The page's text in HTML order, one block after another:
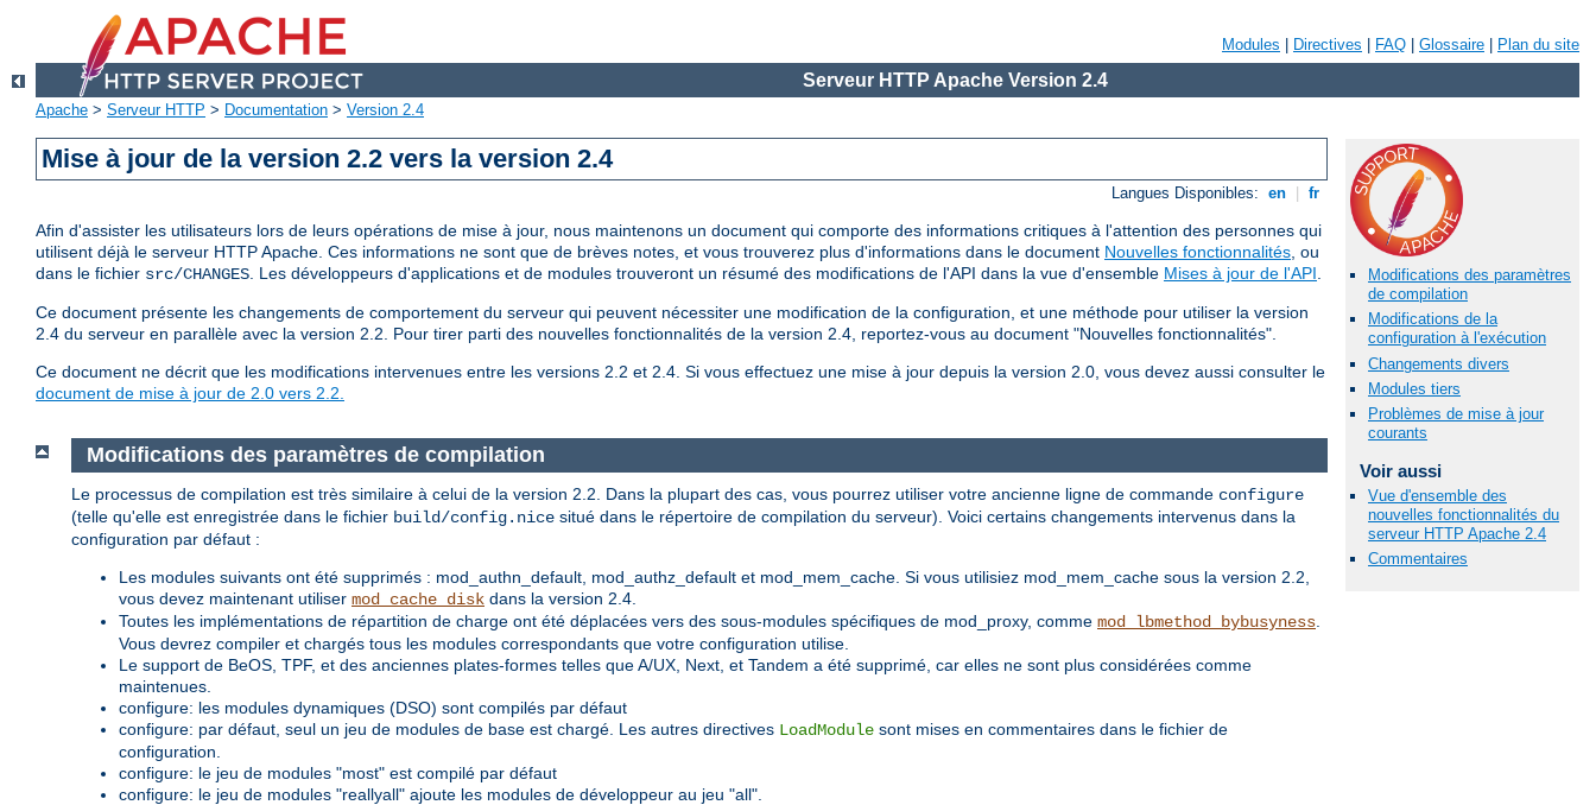
Modules Directives FAQ Glossaire Plan du site
Serveur HTTP Apache Version 2.4
Apache > Serveur HTTP > Documentation > Version 2.4
Mise à jour de la version 2.2 vers la version 2.4
Langues Disponibles: en fr
Afin d'assister les utilisateurs lors de leurs opérations de mise à jour, nous maintenons un document qui comporte des informations critiques à l'attention des personnes qui
utilisent déjà le serveur HTTP Apache. Ces informations ne sont que de brèves notes, et vous trouverez plus d'informations dans le document Nouvelles fonctionnalités, ou
dans le fichier src/CHANGES. Les développeurs d'applications et de modules trouveront un résumé des modifications de l'API dans la vue d'ensemble Mises à jour de l'API.
Ce document présente les changements de comportement du serveur qui peuvent nécessiter une modification de la configuration, et une méthode pour utiliser la version
2.4 du serveur en parallèle avec la version 2.2. Pour tirer parti des nouvelles fonctionnalités de la version 2.4, reportez-vous au document "Nouvelles fonctionnalités".
Ce document ne décrit que les modifications intervenues entre les versions 2.2 et 2.4. Si vous effectuez une mise à jour depuis la version 2.0, vous devez aussi consulter le
document de mise à jour de 2.0 vers 2.2.
Modifications des paramètres
de compilation
Modifications de la
configuration à l'exécution
Changements divers
Modules tiers
Problèmes de mise à jour
courants
Voir aussi
Vue d'ensemble des
nouvelles fonctionnalités du
serveur HTTP Apache 2.4
Commentaires
Modifications des paramètres de compilation
Le processus de compilation est très similaire à celui de la version 2.2. Dans la plupart des cas, vous pourrez utiliser votre ancienne ligne de commande configure
(telle qu'elle est enregistrée dans le fichier build/config.nice situé dans le répertoire de compilation du serveur). Voici certains changements intervenus dans la
configuration par défaut :
Les modules suivants ont été supprimés : mod_authn_default, mod_authz_default et mod_mem_cache. Si vous utilisiez mod_mem_cache sous la version 2.2,
vous devez maintenant utiliser mod_cache_disk dans la version 2.4.
Toutes les implémentations de répartition de charge ont été déplacées vers des sous-modules spécifiques de mod_proxy, comme mod_lbmethod_bybusyness
Vous devrez compiler et chargés tous les modules correspondants que votre configuration utilise.
Le support de BeOS, TPF, et des anciennes plates-formes telles que A/UX, Next, et Tandem a été supprimé, car elles ne sont plus considérées comme
maintenues.
configure: les modules dynamiques (DSO) sont compilés par défaut
configure: par défaut, seul un jeu de modules de base est chargé. Les autres directives LoadModule sont mises en commentaires dans le fichier de
configuration.
configure: le jeu de modules "most" est compilé par défaut
configure: le jeu de modules "reallyall" ajoute les modules de développeur au jeu "all".